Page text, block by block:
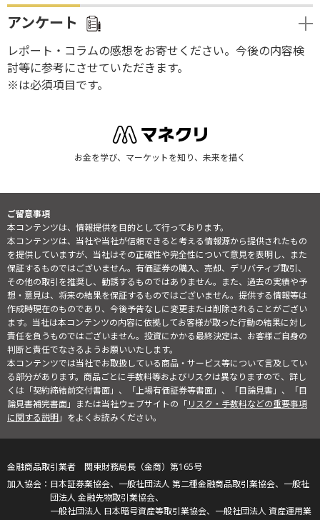
アンケート
レポート・コラムの感想をお寄せください。今後の内容検
討等に参考にさせていただきます。
※は必須項目です。
お金を学び、マーケットを知り、未来を描く
ご留意事項
本コンテンツは、情報提供を目的として行っております。
本コンテンツは、当社や当社が信頼できると考える情報源から提供されたもの
を提供していますが、当社はその正確性や完全性について意見を表明し、また
保証するものではございません。有価証券の購入、売却、デリバティブ取引、
その他の取引を推奨し、勧誘するものではありません。また、過去の実績や予
想・意見は、将来の結果を保証するものではございません。提供する情報等は
作成時現在のものであり、今後予告なしに変更または削除されることがござい
ます。当社は本コンテンツの内容に依拠してお客様が取った行動の結果に対し
責任を負うものではございません。投資にかかる最終決定は、お客様ご自身の
判断と責任でなさるようお願いいたします。
本コンテンツでは当社でお取扱している商品・サービス等について言及してい
る部分があります。商品ごとに手数料等およびリスクは異なりますので、詳し
くは「契約締結前交付書面」、「上場有価証券等書面」、「目論見書」、「目
論見書補完書面」または当社ウェブサイトの「リスク・手数料などの重要事項
に関する説明」をよくお読みください。
金融商品取引業者 関東財務局長（金商）第165号
日本証券業協会、一般社団法人 第二種金融商品取引業協会、一般社
団法人 金融先物取引業協会、
一般社団法人 日本暗号資産等取引業協会、一般社団法人 資産運用業